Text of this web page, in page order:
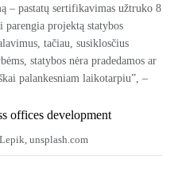
– pastatų sertifikavimas užtruko 8
projektą statybos
tačiau, susiklosčius
statybos nėra pradedamos ar
palankesniam laikotarpiu”, –
unsplash.com